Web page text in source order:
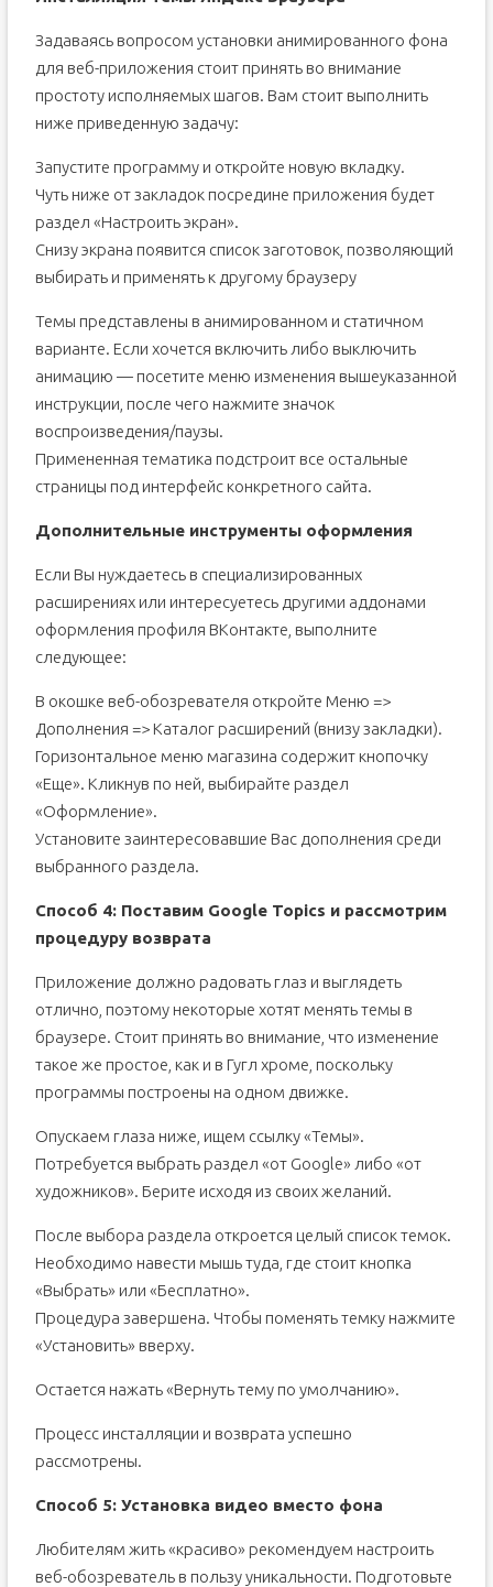
Задаваясь вопросом установки анимированного фона
для веб-приложения стоит принять во внимание
простоту исполняемых шагов. Вам стоит выполнить
ниже приведенную задачу:
Запустите программу и откройте новую вкладку.
Чуть ниже от закладок посредине приложения будет
раздел «Настроить экран».
Снизу экрана появится список заготовок, позволяющий
выбирать и применять к другому браузеру
Темы представлены в анимированном и статичном
варианте. Если хочется включить либо выключить
анимацию — посетите меню изменения вышеуказанной
инструкции, после чего нажмите значок
воспроизведения/паузы.
Примененная тематика подстроит все остальные
страницы под интерфейс конкретного сайта.
Дополнительные инструменты оформления
Если Вы нуждаетесь в специализированных
расширениях или интересуетесь другими аддонами
оформления профиля ВКонтакте, выполните
следующее:
В окошке веб-обозревателя откройте Меню =>
Дополнения => Каталог расширений (внизу закладки).
Горизонтальное меню магазина содержит кнопочку
«Еще». Кликнув по ней, выбирайте раздел
«Оформление».
Установите заинтересовавшие Вас дополнения среди
выбранного раздела.
Способ 4: Поставим Google Topics и рассмотрим
процедуру возврата
Приложение должно радовать глаз и выглядеть
отлично, поэтому некоторые хотят менять темы в
браузере. Стоит принять во внимание, что изменение
такое же простое, как и в Гугл хроме, поскольку
программы построены на одном движке.
Опускаем глаза ниже, ищем ссылку «Темы».
Потребуется выбрать раздел «от Google» либо «от
художников». Берите исходя из своих желаний.
После выбора раздела откроется целый список темок.
Необходимо навести мышь туда, где стоит кнопка
«Выбрать» или «Бесплатно».
Процедура завершена. Чтобы поменять темку нажмите
«Установить» вверху.
Остается нажать «Вернуть тему по умолчанию».
Процесс инсталляции и возврата успешно
рассмотрены.
Способ 5: Установка видео вместо фона
Любителям жить «красиво» рекомендуем настроить
веб-обозреватель в пользу уникальности. Подготовьте